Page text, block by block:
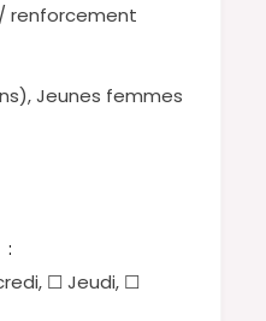
renforcement
Jeunes femmes
☐ Jeudi, ☐